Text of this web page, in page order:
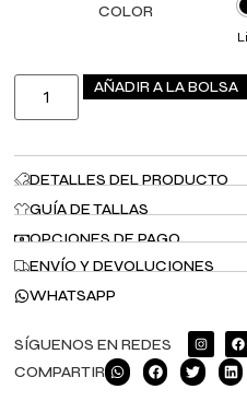
COLOR
AÑADIR A LA BOLSA
DETALLES DEL PRODUCTO
GUÍA DE TALLAS
OPCIONES DE PAGO
ENVÍO Y DEVOLUCIONES
WHATSAPP
SÍGUENOS EN REDES
COMPARTIR